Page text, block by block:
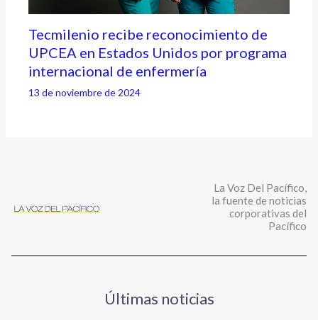
Tecmilenio recibe reconocimiento de
UPCEA en Estados Unidos por programa
internacional de enfermería
13 de noviembre de 2024
La Voz Del Pacífico,
la fuente de noticias
corporativas del
Pacífico
Últimas noticias